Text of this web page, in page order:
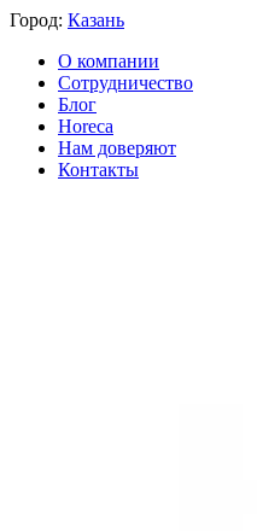
Город: Казань
О компании
Сотрудничество
Блог
Horeca
Нам доверяют
Контакты